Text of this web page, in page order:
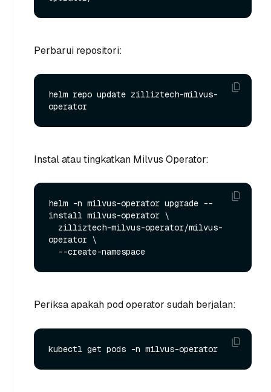
Perbarui repositori:
helm repo update zilliztech-milvus-
Instal atau tingkatkan Milvus Operator:
helm -n milvus-operator upgrade --
install milvus-operator \
operator \
Periksa apakah pod operator sudah berjalan: